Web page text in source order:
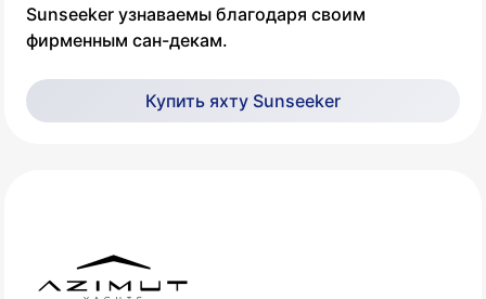
Sunseeker узнаваемы благодаря своим
фирменным сан-декам.
Купить яхту Sunseeker